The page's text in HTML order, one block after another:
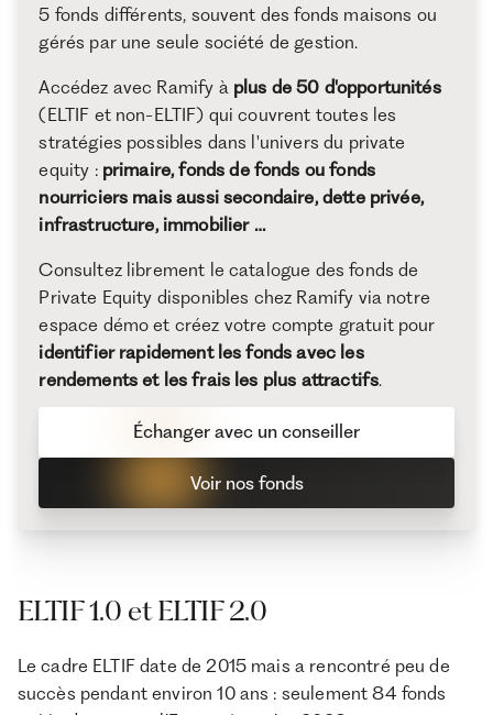
5 fonds différents, souvent des fonds maisons ou
gérés par une seule société de gestion.
Accédez avec Ramify à plus de 50 d'opportunités
(ELTIF et non-ELTIF) qui couvrent toutes les
stratégies possibles dans l'univers du private
equity : primaire, fonds de fonds ou fonds
nourriciers mais aussi secondaire, dette privée,
infrastructure, immobilier …
Consultez librement le catalogue des fonds de
Private Equity disponibles chez Ramify via notre
espace démo et créez votre compte gratuit pour
identifier rapidement les fonds avec les
rendements et les frais les plus attractifs.
Voir nos fonds
Échanger avec un conseiller
ELTIF 1.0 et ELTIF 2.0
Le cadre ELTIF date de 2015 mais a rencontré peu de
succès pendant environ 10 ans : seulement 84 fonds